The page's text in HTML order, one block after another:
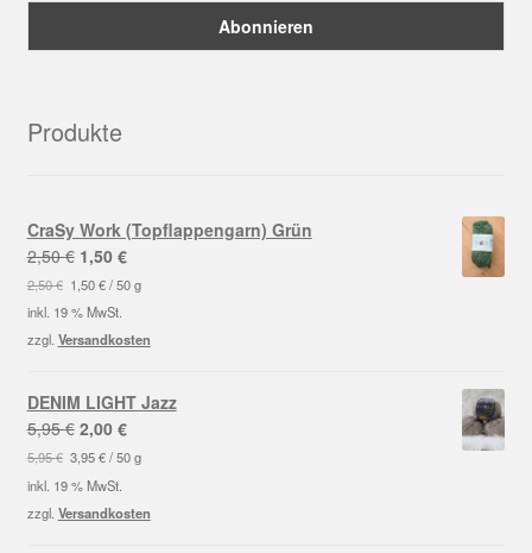
Produkte
CraSy Work (Topflappengarn) Grün
2,50€ Ursprünglicher
Preis
war:
2,50 €
1,50 €Aktueller
Preis
1,50 €.
2,50€ 1,50€/50 g
inkl. 19 % MwSt.
zzgl. Versandkosten
DENIM LIGHT Jazz
5,95€ Ursprünglicher
Preis
war:
5,95 €
2,00 €Aktueller
Preis
2,00 €.
5,95€ 3,95€/50 g
inkl. 19 % MwSt.
zzgl. Versandkosten